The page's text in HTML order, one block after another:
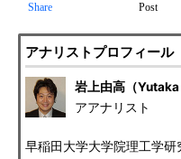
Share Post
アナリストプロフィール
岩上由高（Yutaka
アアナリスト
早稲田大学大学院理工学